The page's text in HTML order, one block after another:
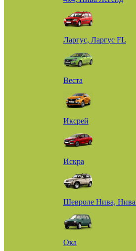
Ларгус, Ларгус FL
Веста
Иксрей
Искра
Шевроле Нива, Нива
Ока